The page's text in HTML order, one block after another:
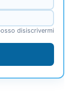
disiscrivermi